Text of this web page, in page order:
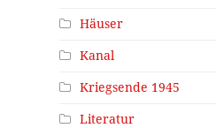
Häuser
Kanal
Kriegsende 1945
Literatur